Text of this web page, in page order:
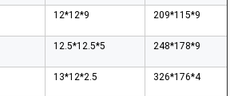
12*12*9 209*115*9
12.5*12.5*5 248*178*9
13*12*2.5 326*176*4